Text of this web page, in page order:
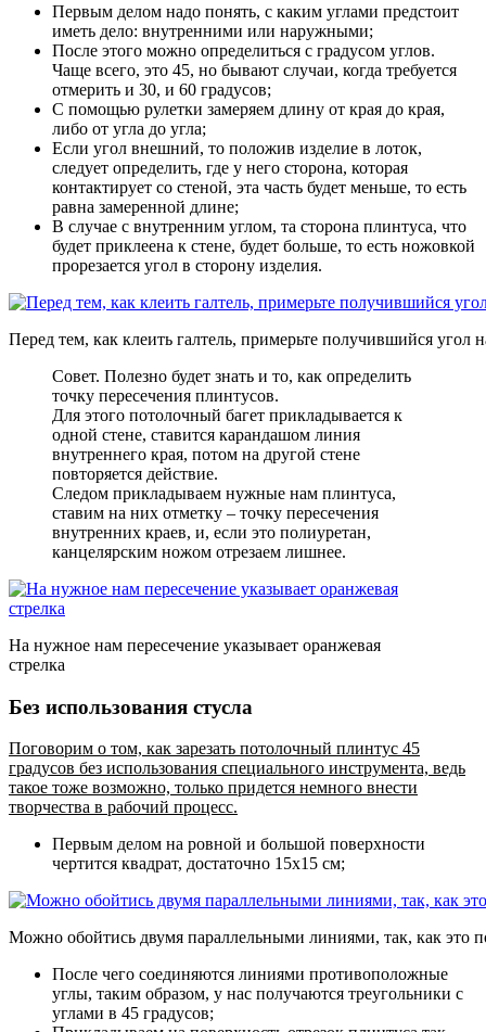
Первым делом надо понять, с каким углами предстоит
иметь дело: внутренними или наружными;
После этого можно определиться с градусом углов.
Чаще всего, это 45, но бывают случаи, когда требуется
отмерить и 30, и 60 градусов;
С помощью рулетки замеряем длину от края до края,
либо от угла до угла;
Если угол внешний, то положив изделие в лоток,
следует определить, где у него сторона, которая
контактирует со стеной, эта часть будет меньше, то есть
равна замеренной длине;
В случае с внутренним углом, та сторона плинтуса, что
будет приклеена к стене, будет больше, то есть ножовкой
прорезается угол в сторону изделия.
Перед тем, как клеить галтель, примерьте получившийся угол
Совет. Полезно будет знать и то, как определить
точку пересечения плинтусов.
Для этого потолочный багет прикладывается к
одной стене, ставится карандашом линия
внутреннего края, потом на другой стене
повторяется действие.
Следом прикладываем нужные нам плинтуса,
ставим на них отметку – точку пересечения
внутренних краев, и, если это полиуретан,
канцелярским ножом отрезаем лишнее.
На нужное нам пересечение указывает оранжевая
стрелка
Без использования стусла
Поговорим о том, как зарезать потолочный плинтус 45
градусов без использования специального инструмента, ведь
такое тоже возможно, только придется немного внести
творчества в рабочий процесс.
Первым делом на ровной и большой поверхности
чертится квадрат, достаточно 15х15 см;
Можно обойтись двумя параллельными линиями, так, как это
После чего соединяются линиями противоположные
углы, таким образом, у нас получаются треугольники с
углами в 45 градусов;